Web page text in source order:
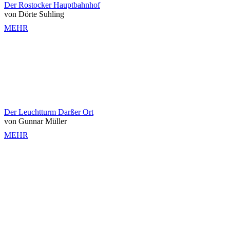
Der Rostocker Hauptbahnhof
von Dörte Suhling
MEHR
Der Leuchtturm Darßer Ort
von Gunnar Müller
MEHR